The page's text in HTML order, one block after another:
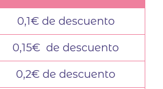
0,1€ de descuento
0,15€ de descuento
0,2€ de descuento